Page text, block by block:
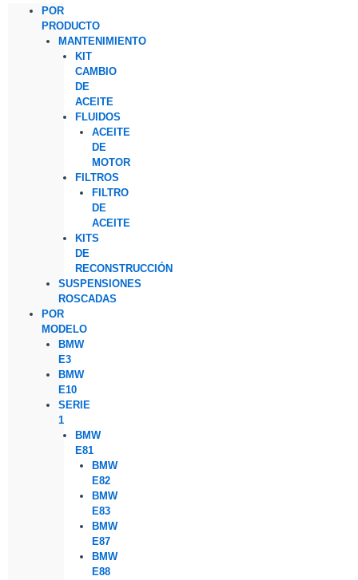
POR
PRODUCTO
MANTENIMIENTO
KIT
CAMBIO
DE
ACEITE
FLUIDOS
ACEITE
DE
MOTOR
FILTROS
FILTRO
DE
ACEITE
KITS
DE
RECONSTRUCCIÓN
SUSPENSIONES
ROSCADAS
POR
MODELO
BMW
E3
BMW
E10
SERIE
1
BMW
E81
BMW
E82
BMW
E83
BMW
E87
BMW
E88